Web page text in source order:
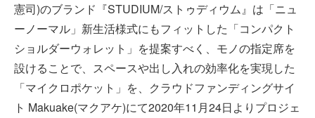
憲司)のブランド『STUDIUM/ストゥディウム』は「ニュ
ーノーマル」新生活様式にもフィットした「コンパクト
ショルダーウォレット」を提案すべく、モノの指定席を
設けることで、スペースや出し入れの効率化を実現した
「マイクロポケット」を、クラウドファンディングサイ
ト Makuake(マクアケ)にて2020年11月24日よりプロジェ